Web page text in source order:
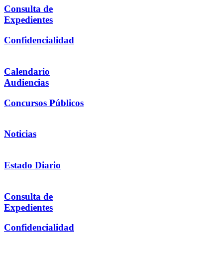
Consulta de
Expedientes
Confidencialidad
Calendario
Audiencias
Concursos Públicos
Noticias
Estado Diario
Consulta de
Expedientes
Confidencialidad